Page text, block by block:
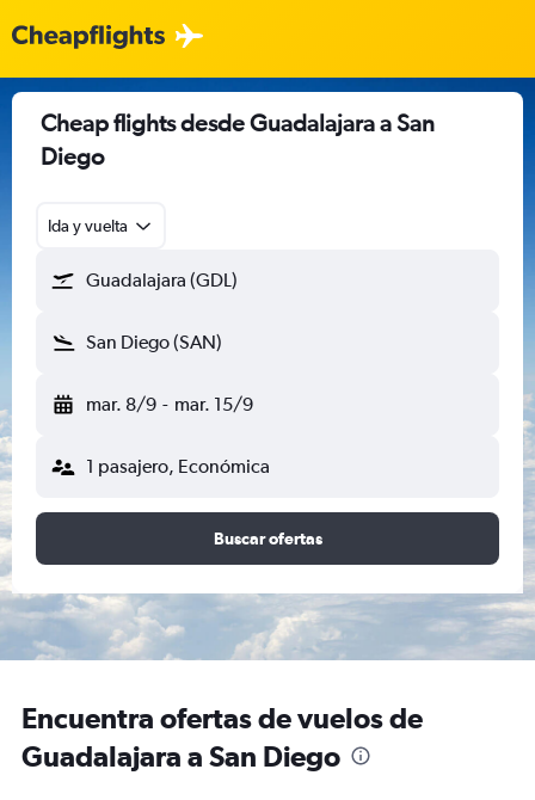
Cheap flights desde Guadalajara a San
Diego
Ida y vuelta
Guadalajara (GDL)
San Diego (SAN)
mar. 8/9 - mar. 15/9
1 pasajero, Económica
Buscar ofertas
Encuentra ofertas de vuelos de
Guadalajara a San Diego